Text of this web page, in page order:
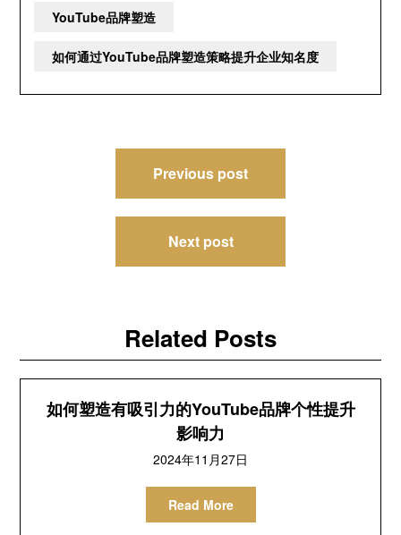
YouTube品牌塑造
如何通过YouTube品牌塑造策略提升企业知名度
Previous post
Next post
Related Posts
如何塑造有吸引力的YouTube品牌个性提升
影响力
2024年11月27日
Read More